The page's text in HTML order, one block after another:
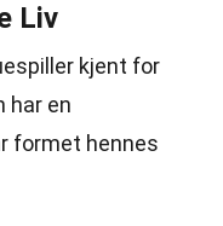
Liv
kjent for
har en
formet hennes